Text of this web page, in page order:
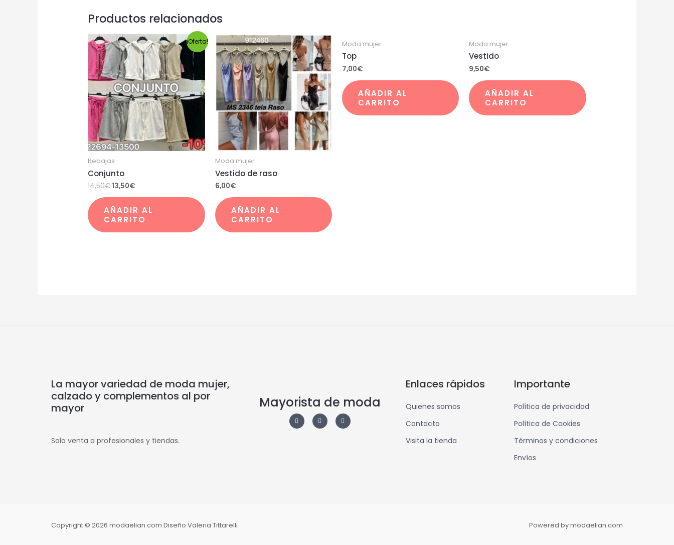
Productos relacionados
¡Oferta!
Rebajas
Conjunto
14,50€13,50€
AÑADIR AL
CARRITO
Moda mujer
Vestido de raso
6,00€
AÑADIR AL
CARRITO
Moda mujer
Top
7,00€
AÑADIR AL
CARRITO
Moda mujer
Vestido
9,50€
AÑADIR AL
CARRITO
La mayor variedad de moda mujer,
calzado y complementos al por
mayor
Solo venta a profesionales y tiendas.
Mayorista de moda
Enlaces rápidos
Quienes somos
Contacto
Visita la tienda
Importante
Política de privacidad
Política de Cookies
Términos y condiciones
Envíos
Copyright © 2026 modaelian.com Diseño Valeria Tittarelli Powered by modaelian.com